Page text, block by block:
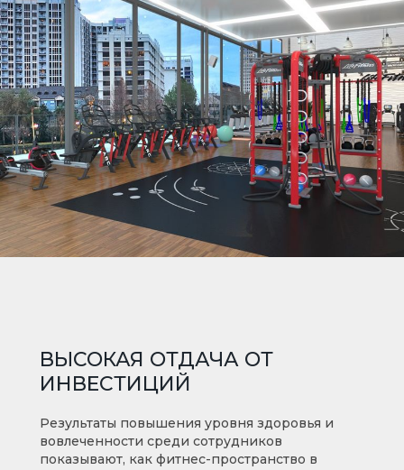
ВЫСОКАЯ ОТДАЧА ОТ
ИНВЕСТИЦИЙ
Результаты повышения уровня здоровья и
вовлеченности среди сотрудников
показывают, как фитнес-пространство в